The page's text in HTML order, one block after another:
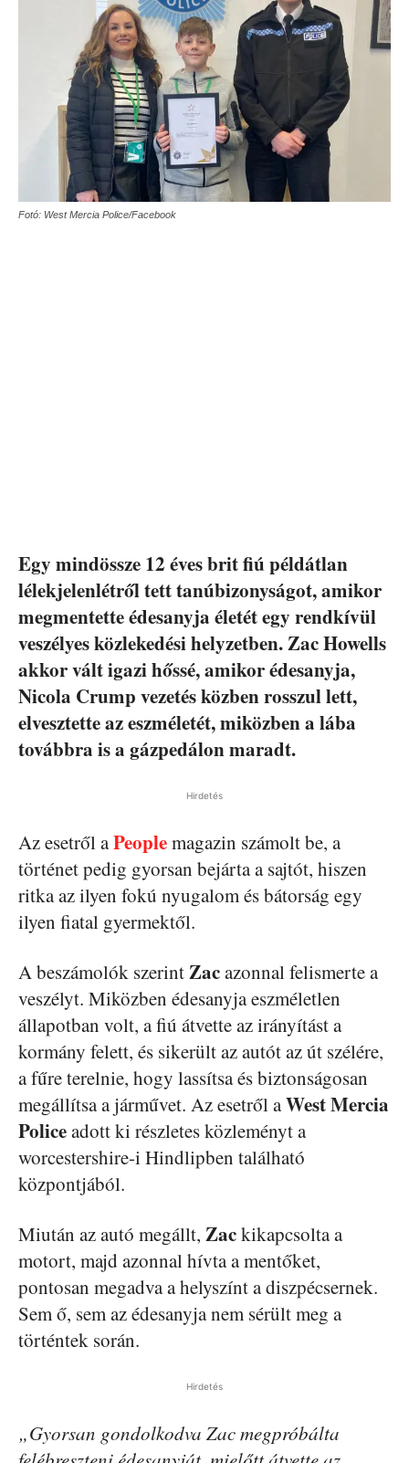
Fotó: West Mercia Police/Facebook
Egy mindössze 12 éves brit fiú példátlan
lélekjelenlétről tett tanúbizonyságot, amikor
megmentette édesanyja életét egy rendkívül
veszélyes közlekedési helyzetben. Zac Howells
akkor vált igazi hőssé, amikor édesanyja,
Nicola Crump vezetés közben rosszul lett,
elvesztette az eszméletét, miközben a lába
továbbra is a gázpedálon maradt.
Hirdetés
Az esetről aPeoplemagazin számolt be, a
történet pedig gyorsan bejárta a sajtót, hiszen
ritka az ilyen fokú nyugalom és bátorság egy
ilyen fiatal gyermektől.
A beszámolók szerintZacazonnal felismerte a
veszélyt. Miközben édesanyja eszméletlen
állapotban volt, a fiú átvette az irányítást a
kormány felett, és sikerült az autót az út szélére,
a fűre terelnie, hogy lassítsa és biztonságosan
megállítsa a járművet. Az esetről aWest Mercia
Policeadott ki részletes közleményt a
worcestershire-i Hindlipben található
központjából.
Miután az autó megállt, Zackikapcsolta a
motort, majd azonnal hívta a mentőket,
pontosan megadva a helyszínt a diszpécsernek.
Sem ő, sem az édesanyja nem sérült meg a
történtek során.
Hirdetés
„Gyorsan gondolkodva Zac megpróbálta